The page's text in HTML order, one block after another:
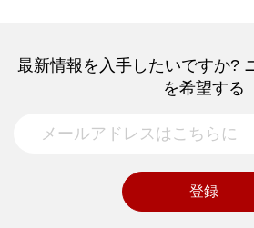
最新情報を入手したいですか?
を希望する
登録